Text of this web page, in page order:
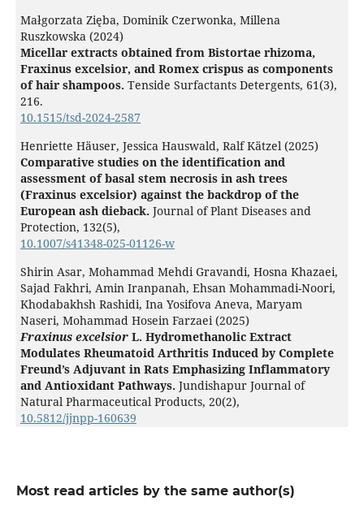
Małgorzata Zięba, Dominik Czerwonka, Millena
Ruszkowska (2024)
Micellar extracts obtained from Bistortae rhizoma,
Fraxinus excelsior, and Romex crispus as components
of hair shampoos. Tenside Surfactants Detergents, 61(3),
216.
10.1515/tsd-2024-2587
Henriette Häuser, Jessica Hauswald, Ralf Kätzel (2025)
Comparative studies on the identification and
assessment of basal stem necrosis in ash trees
(Fraxinus excelsior) against the backdrop of the
European ash dieback. Journal of Plant Diseases and
Protection, 132(5),
10.1007/s41348-025-01126-w
Shirin Asar, Mohammad Mehdi Gravandi, Hosna Khazaei,
Sajad Fakhri, Amin Iranpanah, Ehsan Mohammadi-Noori,
Khodabakhsh Rashidi, Ina Yosifova Aneva, Maryam
Naseri, Mohammad Hosein Farzaei (2025)
Fraxinus excelsiorL. Hydromethanolic Extract
Modulates Rheumatoid Arthritis Induced by Complete
Freund’s Adjuvant in Rats Emphasizing Inflammatory
and Antioxidant Pathways. Jundishapur Journal of
Natural Pharmaceutical Products, 20(2),
10.5812/jjnpp-160639
Most read articles by the same author(s)